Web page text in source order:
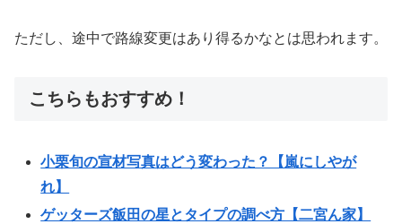
ただし、途中で路線変更はあり得るかなとは思われます。
こちらもおすすめ！
小栗旬の宣材写真はどう変わった？【嵐にしやが
れ】
ゲッターズ飯田の星とタイプの調べ方【二宮ん家】